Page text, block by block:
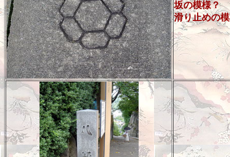
坂の模様？
滑り止めの